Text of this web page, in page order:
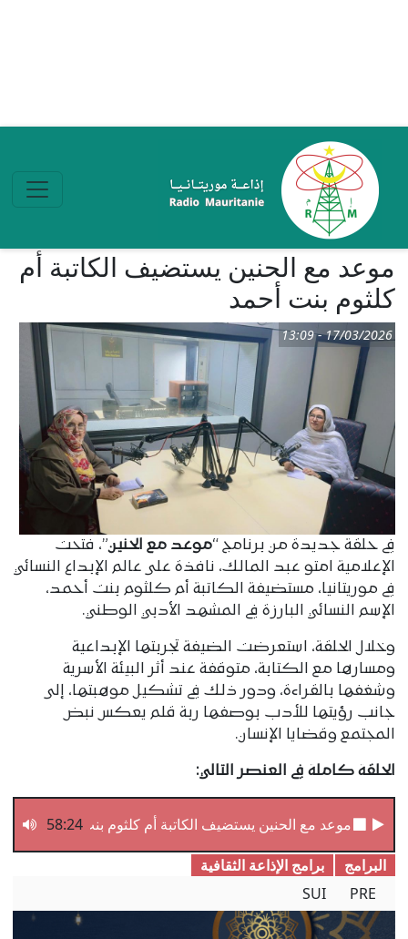
موعد مع الحنين يستضيف الكاتبة أم
كلثوم بنت أحمد
17/03/2026 - 13:09
في حلقة جديدة من برنامج “موعد مع الحنين”، فتحت
الإعلامية امتو عبد المالك، نافذة على عالم الإبداع النسائي
في موريتانيا، مستضيفة الكاتبة أم كلثوم بنت أحمد،
الإسم النسائي البارزة في المشهد الأدبي الوطني.
وخلال الحلقة، استعرضت الضيفة تجربتها الإبداعية
ومسارها مع الكتابة، متوقفة عند أثر البيئة الأسرية
وشغفها بالقراءة، ودور ذلك في تشكيل موهبتها، إلى
جانب رؤيتها للأدب بوصفها ربة قلم يعكس نبض
المجتمع وقضايا الإنسان.
الحلقة كاملة في العنصر التالي:
موعد مع الحنين يستضيف الكاتبة أم كلثوم بنت أحمد
58:24
البرامج
برامج الإذاعة الثقافیة
PRE
SUI